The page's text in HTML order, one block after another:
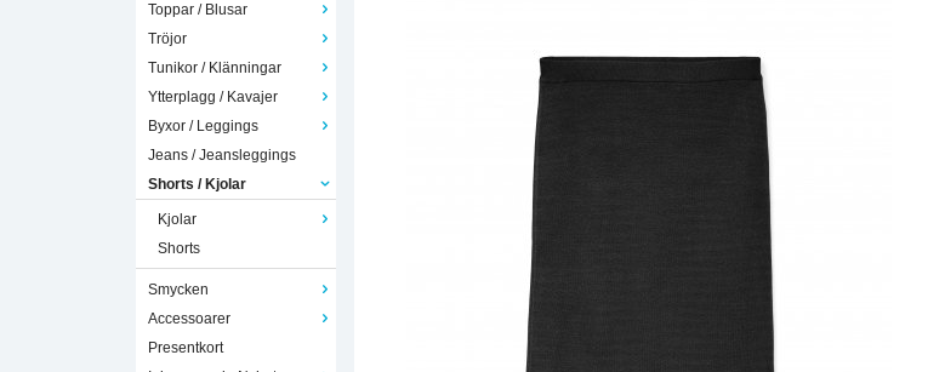
Toppar / Blusar
Tröjor
Tunikor / Klänningar
Ytterplagg / Kavajer
Byxor / Leggings
Jeans / Jeansleggings
Shorts / Kjolar
Kjolar
Shorts
Smycken
Accessoarer
Presentkort